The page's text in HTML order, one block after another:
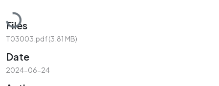
Loading...
Files
T03003.pdf(3.81 MB)
Date
2024-06-24